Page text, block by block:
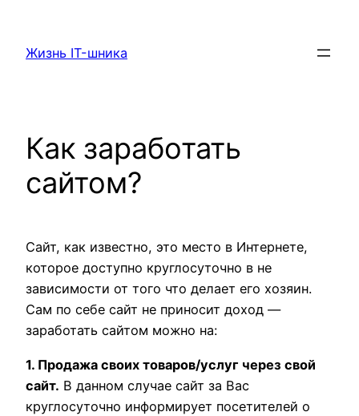
содержимому
Жизнь IT-шника
Как заработать
сайтом?
Сайт, как известно, это место в Интернете,
которое доступно круглосуточно в не
зависимости от того что делает его хозяин.
Сам по себе сайт не приносит доход —
заработать сайтом можно на:
1. Продажа своих товаров/услуг через свой
сайт. В данном случае сайт за Вас
круглосуточно информирует посетителей о